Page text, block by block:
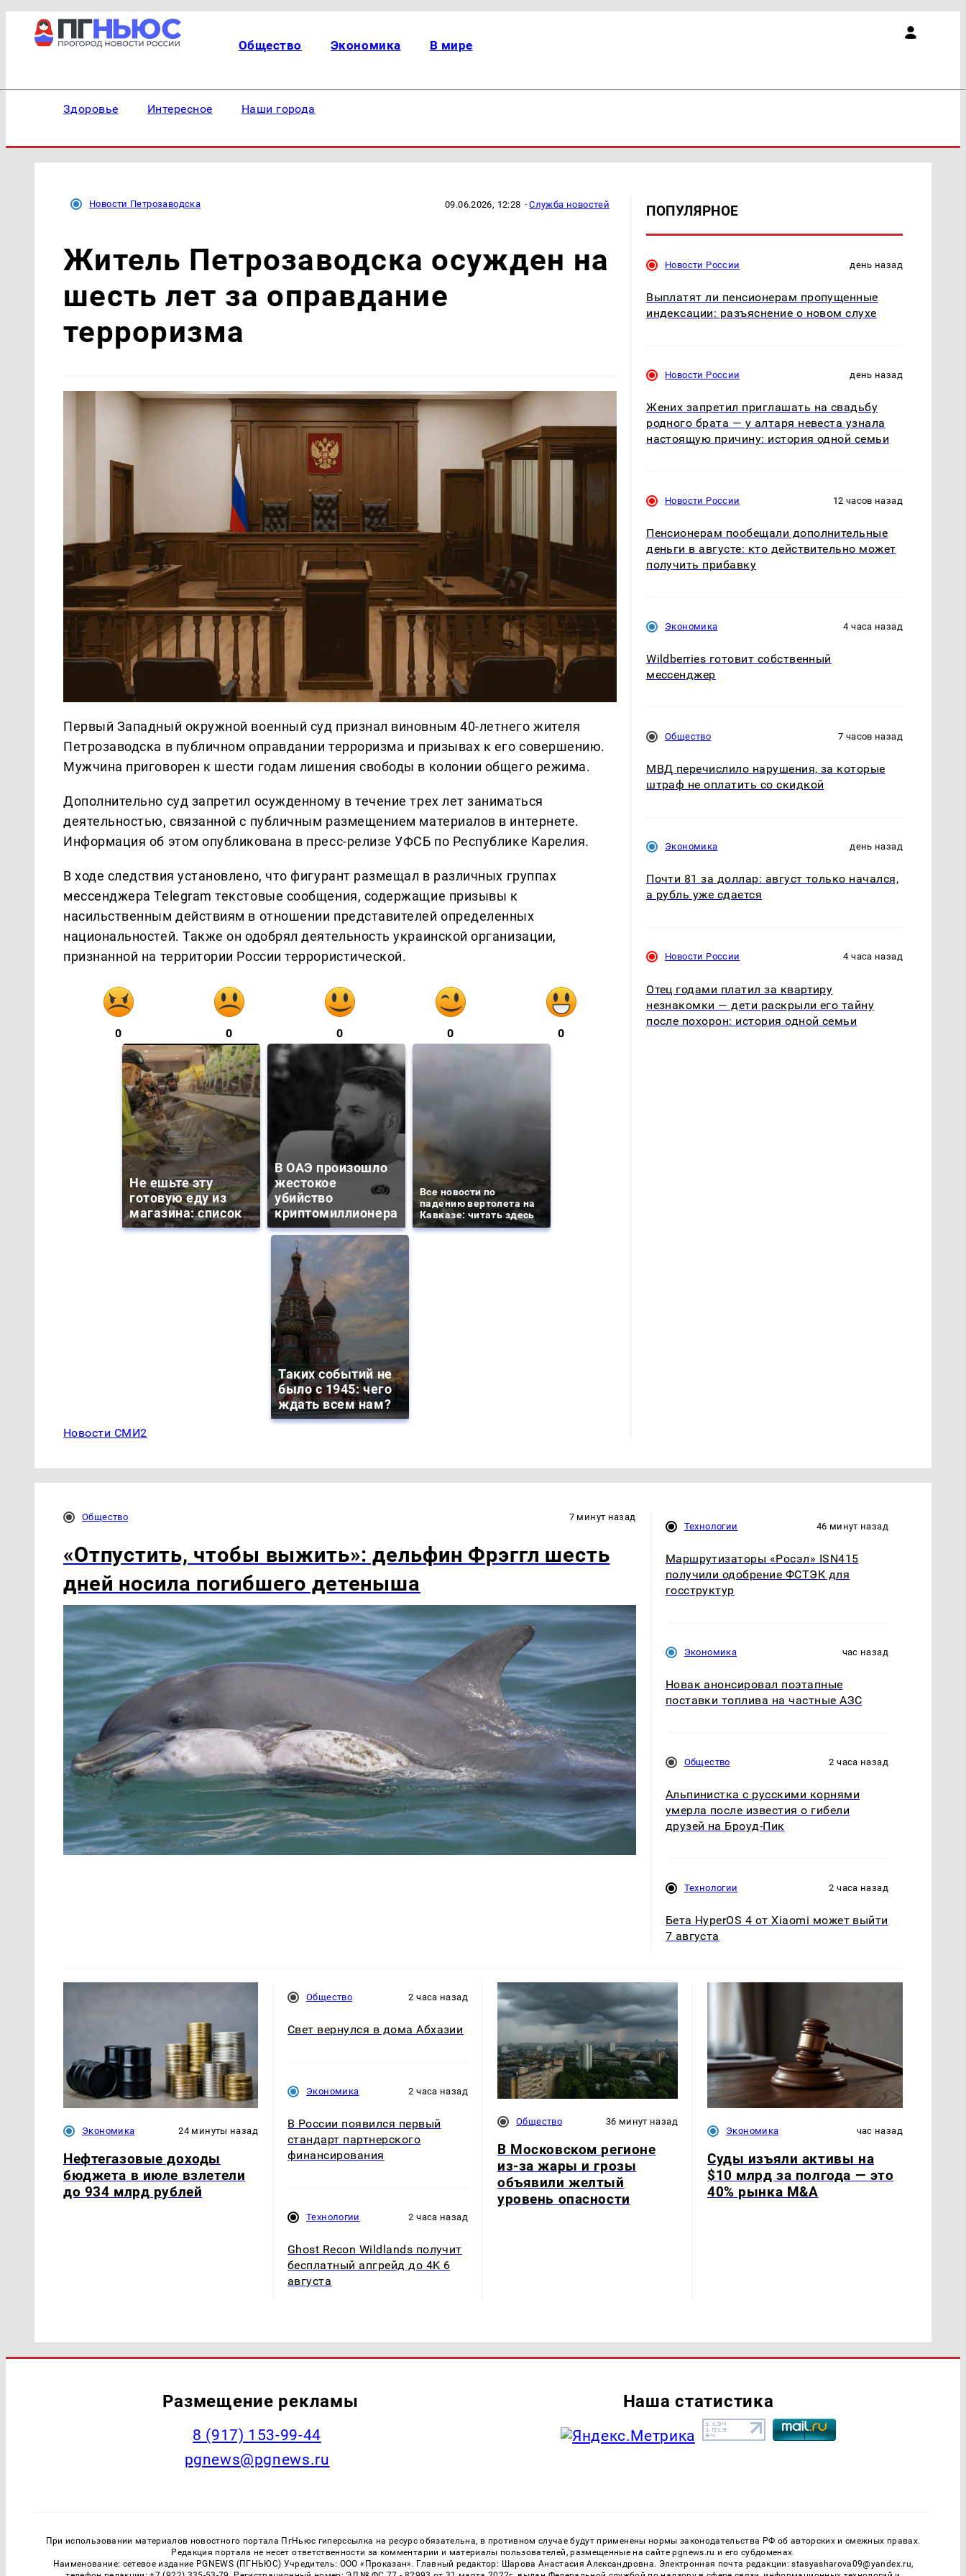
Общество Экономика В мире
Здоровье Интересное Наши города
Новости Петрозаводска 09.06.2026, 12:28 ·Служба новостей
Житель Петрозаводска осужден на
шесть лет за оправдание
терроризма
Первый Западный окружной военный суд признал виновным 40-летнего жителя
Петрозаводска в публичном оправдании терроризма и призывах к его совершению.
Мужчина приговорен к шести годам лишения свободы в колонии общего режима.
Дополнительно суд запретил осужденному в течение трех лет заниматься
деятельностью, связанной с публичным размещением материалов в интернете.
Информация об этом опубликована в пресс-релизе УФСБ по Республике Карелия.
В ходе следствия установлено, что фигурант размещал в различных группах
мессенджера Telegram текстовые сообщения, содержащие призывы к
насильственным действиям в отношении представителей определенных
национальностей. Также он одобрял деятельность украинской организации,
признанной на территории России террористической.
0 0 0 0 0
Не ешьте эту
готовую еду из
магазина: список
В ОАЭ произошло
жестокое
убийство
криптомиллионера
Все новости по
падению вертолета на
Кавказе: читать здесь
Таких событий не
было с 1945: чего
ждать всем нам?
Новости СМИ2
ПОПУЛЯРНОЕ
Новости России день назад
Выплатят ли пенсионерам пропущенные
индексации: разъяснение о новом слухе
Новости России день назад
Жених запретил приглашать на свадьбу
родного брата — у алтаря невеста узнала
настоящую причину: история одной семьи
Новости России 12 часов назад
Пенсионерам пообещали дополнительные
деньги в августе: кто действительно может
получить прибавку
Экономика 4 часа назад
Wildberries готовит собственный
мессенджер
Общество 7 часов назад
МВД перечислило нарушения, за которые
штраф не оплатить со скидкой
Экономика день назад
Почти 81 за доллар: август только начался,
а рубль уже сдается
Новости России 4 часа назад
Отец годами платил за квартиру
незнакомки — дети раскрыли его тайну
после похорон: история одной семьи
Общество 7 минут назад
«Отпустить, чтобы выжить»: дельфин Фрэггл шесть
дней носила погибшего детеныша
Технологии 46 минут назад
Маршрутизаторы «Росэл» ISN415
получили одобрение ФСТЭК для
госструктур
Экономика час назад
Новак анонсировал поэтапные
поставки топлива на частные АЗС
Общество 2 часа назад
Альпинистка с русскими корнями
умерла после известия о гибели
друзей на Броуд-Пик
Технологии 2 часа назад
Бета HyperOS 4 от Xiaomi может выйти
7 августа
Экономика 24 минуты назад
Нефтегазовые доходы
бюджета в июле взлетели
до 934 млрд рублей
Общество 2 часа назад
Свет вернулся в дома Абхазии
Экономика 2 часа назад
В России появился первый
стандарт партнерского
финансирования
Технологии 2 часа назад
Ghost Recon Wildlands получит
бесплатный апгрейд до 4K 6
августа
Общество 36 минут назад
В Московском регионе
из-за жары и грозы
объявили желтый
уровень опасности
Экономика час назад
Суды изъяли активы на
$10 млрд за полгода — это
40% рынка M&A
Размещение рекламы
‭8 (917) 153-99-44
pgnews@pgnews.ru
Наша статистика
При использовании материалов новостного портала ПгНьюс гиперссылка на ресурс обязательна, в противном случае будут применены нормы законодательства РФ об авторских и смежных правах.
Редакция портала не несет ответственности за комментарии и материалы пользователей, размещенные на сайте pgnews.ru и его субдоменах.
Наименование: сетевое издание PGNEWS (ПГНЬЮС) Учредитель: ООО «Проказан». Главный редактор: Шарова Анастасия Александровна. Электронная почта редакции: stasyasharova09@yandex.ru,